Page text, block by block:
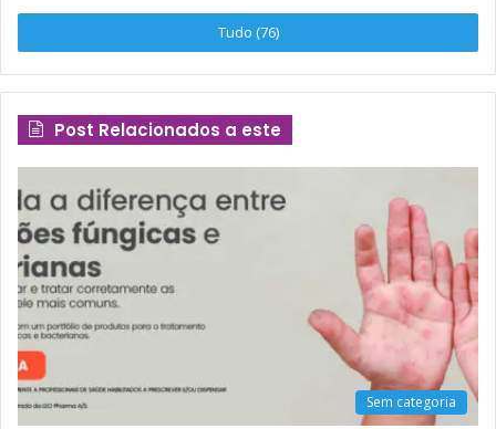
Tudo (76)
Post Relacionados a este
Sem categoria